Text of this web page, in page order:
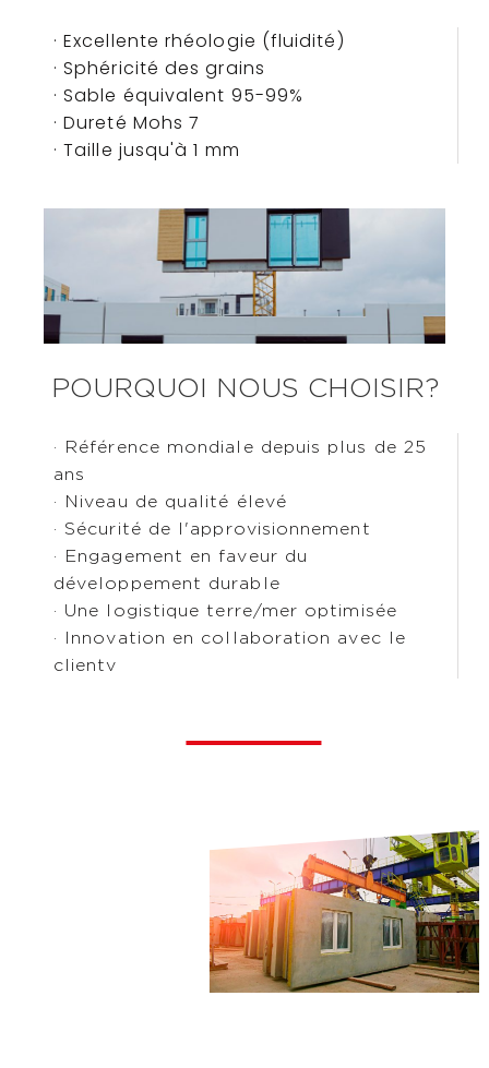
· Excellente rhéologie (fluidité)
· Sphéricité des grains
· Sable équivalent 95-99%
· Dureté Mohs 7
· Taille jusqu'à 1 mm
POURQUOI NOUS CHOISIR?
· Référence mondiale depuis plus de 25
ans
· Niveau de qualité élevé
· Sécurité de l'approvisionnement
· Engagement en faveur du
développement durable
· Une logistique terre/mer optimisée
· Innovation en collaboration avec le
clientv